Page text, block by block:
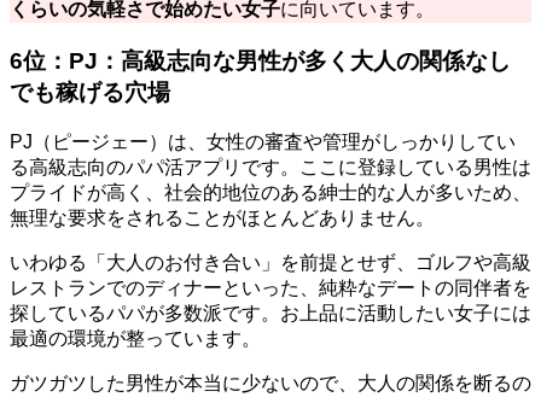
くらいの気軽さで始めたい女子に向いています。
6位：PJ：高級志向な男性が多く大人の関係なし
でも稼げる穴場
PJ（ピージェー）は、女性の審査や管理がしっかりしてい
る高級志向のパパ活アプリです。ここに登録している男性は
プライドが高く、社会的地位のある紳士的な人が多いため、
無理な要求をされることがほとんどありません。
いわゆる「大人のお付き合い」を前提とせず、ゴルフや高級
レストランでのディナーといった、純粋なデートの同伴者を
探しているパパが多数派です。お上品に活動したい女子には
最適の環境が整っています。
ガツガツした男性が本当に少ないので、大人の関係を断るの